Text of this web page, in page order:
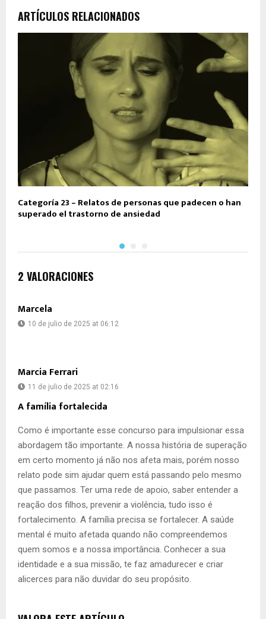
ARTÍCULOS RELACIONADOS
Categoría 23 – Relatos de personas que padecen o han
superado el trastorno de ansiedad
2 VALORACIONES
Marcela
10 de julio de 2025 at 06:12
Marcia Ferrari
11 de julio de 2025 at 02:16
A família fortalecida
Como é importante esse concurso para impulsionar essa
abordagem tão importante. A nossa história de superação
em certo momento já não nos afeta mais, porém nosso
relato pode sim ajudar quem está passando pelo mesmo
que passamos. Ter uma rede de apoio, saber entender a
reação dos filhos, prevenir a violência, tudo isso é
fortalecimento. A família precisa se fortalecer. A saúde
mental é muito afetada quando não compreendemos
quem somos e a nossa importância. Conhecer a sua
identidade e a sua missão, te faz amadurecer e criar
alicerces para não duvidar do seu propósito.